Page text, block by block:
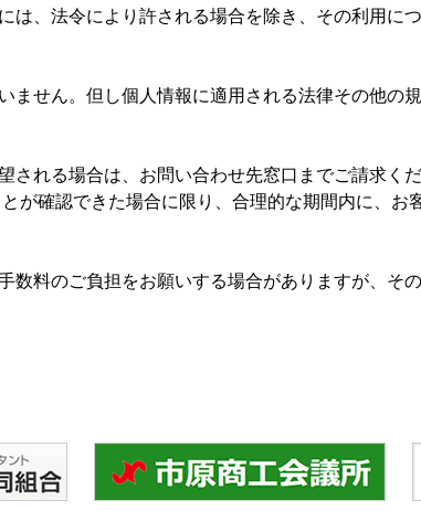
は、法令により許される場合を除き、その利用に
せん。但し個人情報に適用される法律その他の
れる場合は、お問い合わせ先窓口までご請求く
が確認できた場合に限り、合理的な期間内に、お
料のご負担をお願いする場合がありますが、そ